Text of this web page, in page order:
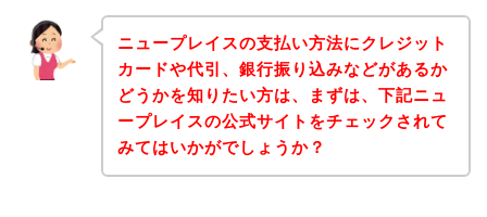
ニュープレイスの支払い方法にクレジット
カードや代引、銀行振り込みなどがあるか
どうかを知りたい方は、まずは、下記ニュ
ープレイスの公式サイトをチェックされて
みてはいかがでしょうか？